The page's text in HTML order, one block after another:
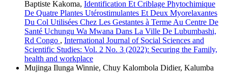
Baptiste Kakoma, Identification Et Criblage Phytochimique
De Quatre Plantes Utérostimulantes Et Deux Myorelaxantes
Du Col Utilisées Chez Les Gestantes à Terme Au Centre De
Santé Uchungu Wa Mwana Dans La Ville De Lubumbashi,
Rd Congo , International Journal of Social Sciences and
Scientific Studies: Vol. 2 No. 3 (2022): Securing the Family,
health and workplace
Mujinga Ilunga Winnie, Chuy Kalombola Didier, Kalumba